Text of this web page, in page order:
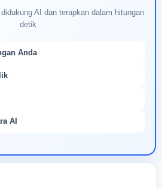
AI dan terapkan dalam hitungan
detik
Anda
AI